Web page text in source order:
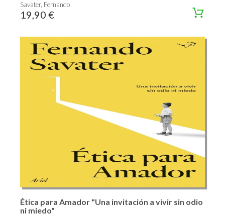
Savater, Fernando
19,90 €
Ética para Amador "Una invitación a vivir sin odio
ni miedo"